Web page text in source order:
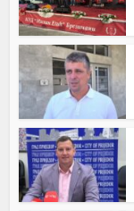
Panel
Panel
Panel
Panel
panel
Avukat